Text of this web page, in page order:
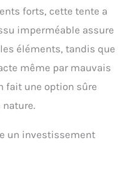
l'espace pour
!!! Tentes de
trekking : La
est également idéale
ranger l'équipement à
d'espace
sacs à dos, les
L'espace de
forts, cette tente a
imperméable assure
éléments, tandis que
même par mauvais
fait une option sûre
nature.
un investissement